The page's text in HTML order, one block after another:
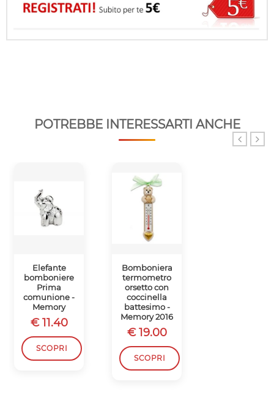
POTREBBE INTERESSARTI ANCHE
Elefante
bomboniere
Prima
comunione -
Memory
€ 11.40
SCOPRI
Bomboniera
termometro
orsetto con
coccinella
battesimo -
Memory 2016
€ 19.00
SCOPRI